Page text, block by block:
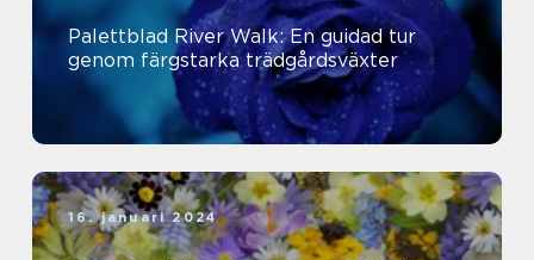
Palettblad River Walk: En guidad tur
genom färgstarka trädgårdsväxter
16. januari 2024